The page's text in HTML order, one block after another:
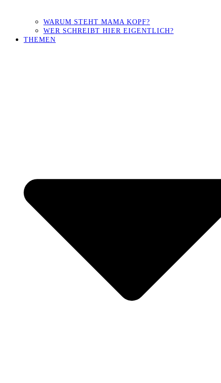
WARUM STEHT MAMA KOPF?
WER SCHREIBT HIER EIGENTLICH?
THEMEN